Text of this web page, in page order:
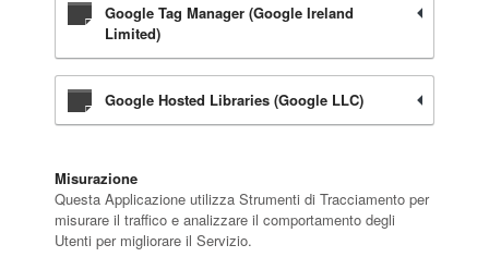
Google Tag Manager (Google Ireland
Limited)
Google Hosted Libraries (Google LLC)
Misurazione
Questa Applicazione utilizza Strumenti di Tracciamento per
misurare il traffico e analizzare il comportamento degli
Utenti per migliorare il Servizio.